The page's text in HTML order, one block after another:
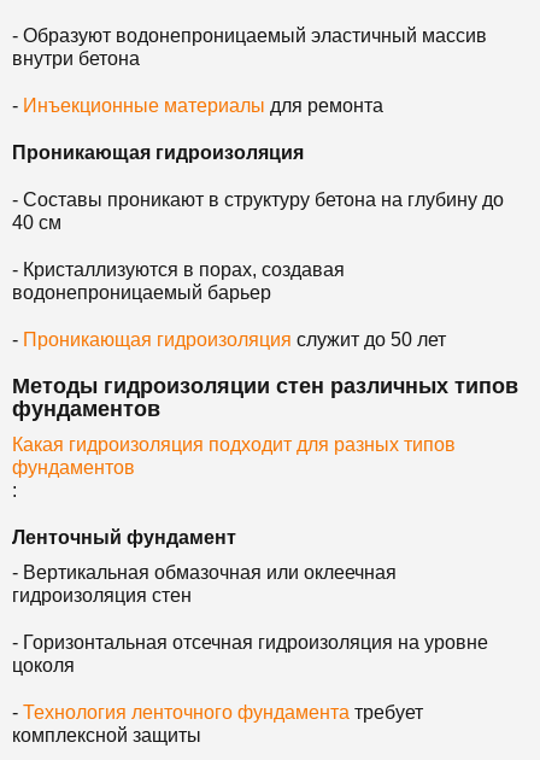
- Образуют водонепроницаемый эластичный массив
внутри бетона
- Инъекционные материалы для ремонта
Проникающая гидроизоляция
- Составы проникают в структуру бетона на глубину до
40 см
- Кристаллизуются в порах, создавая
водонепроницаемый барьер
- Проникающая гидроизоляция служит до 50 лет
Методы гидроизоляции стен различных типов
фундаментов
Какая гидроизоляция подходит для разных типов
фундаментов
:
Ленточный фундамент
- Вертикальная обмазочная или оклеечная
гидроизоляция стен
- Горизонтальная отсечная гидроизоляция на уровне
цоколя
- Технология ленточного фундамента требует
комплексной защиты